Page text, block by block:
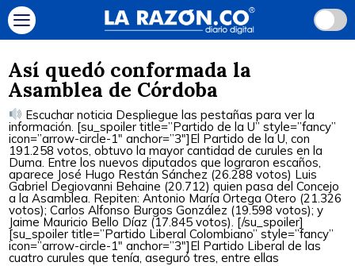
Así quedó conformada la
Asamblea de Córdoba
Escuchar noticia Despliegue las pestañas para ver la
información. [su_spoiler title=”Partido de la U” style=”fancy”
icon=”arrow-circle-1″ anchor=”3″]El Partido de la U, con
191.258 votos, obtuvo la mayor cantidad de curules en la
Duma. Entre los nuevos diputados que lograron escaños,
aparece José Hugo Restán Sánchez (26.288 votos) Luis
Gabriel Degiovanni Behaine (20.712) quien pasa del Concejo
a la Asamblea. Repiten: Antonio María Ortega Otero (21.326
votos); Carlos Alfonso Burgos González (19.598 votos); y
Jaime Mauricio Bello Díaz (17.845 votos). [/su_spoiler]
[su_spoiler title=”Partido Liberal Colombiano” style=”fancy”
icon=”arrow-circle-1″ anchor=”3″]El Partido Liberal de las
cuatro curules que tenía, aseguró tres, entre ellas